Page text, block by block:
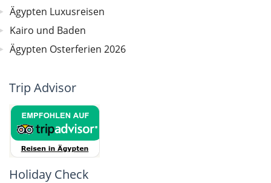
Ägypten Luxusreisen
Kairo und Baden
Ägypten Osterferien 2026
Trip Advisor
Holiday Check